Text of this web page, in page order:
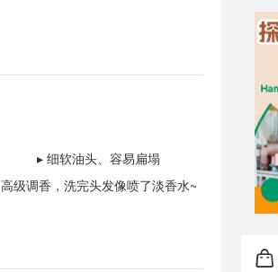
▸ 细软油头、容易扁塌
高级调香，洗完头发像喷了淡香水~